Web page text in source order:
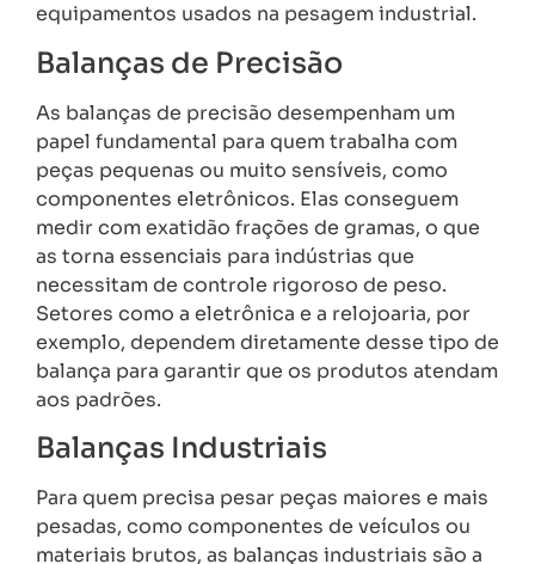
equipamentos usados na pesagem industrial.
Balanças de Precisão
As balanças de precisão desempenham um
papel fundamental para quem trabalha com
peças pequenas ou muito sensíveis, como
componentes eletrônicos. Elas conseguem
medir com exatidão frações de gramas, o que
as torna essenciais para indústrias que
necessitam de controle rigoroso de peso.
Setores como a eletrônica e a relojoaria, por
exemplo, dependem diretamente desse tipo de
balança para garantir que os produtos atendam
aos padrões.
Balanças Industriais
Para quem precisa pesar peças maiores e mais
pesadas, como componentes de veículos ou
materiais brutos, as balanças industriais são a